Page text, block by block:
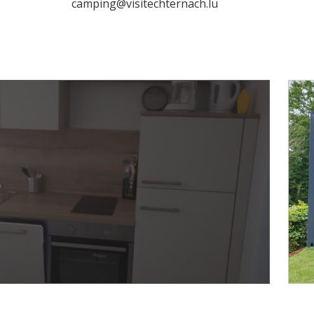
camping@visitechternach.lu